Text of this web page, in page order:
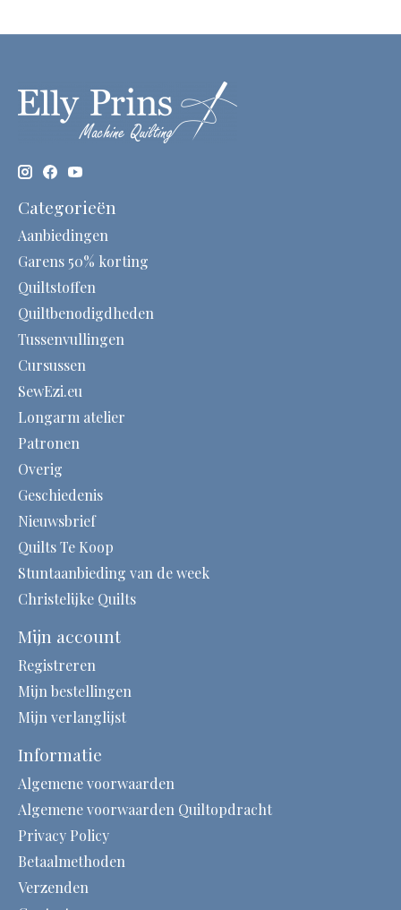
Categorieën
Aanbiedingen
Garens 50% korting
Quiltstoffen
Quiltbenodigdheden
Tussenvullingen
Cursussen
SewEzi.eu
Longarm atelier
Patronen
Overig
Geschiedenis
Nieuwsbrief
Quilts Te Koop
Stuntaanbieding van de week
Christelijke Quilts
Mijn account
Registreren
Mijn bestellingen
Mijn verlanglijst
Informatie
Algemene voorwaarden
Algemene voorwaarden Quiltopdracht
Privacy Policy
Betaalmethoden
Verzenden